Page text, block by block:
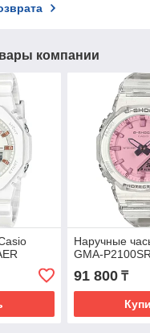
компании
Наручные
GMA-
91 800₸